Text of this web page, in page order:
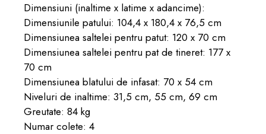
Dimensiuni (inaltime x latime x adancime):
Dimensiunile patului: 104,4 x 180,4 x 76,5 cm
Dimensiunea saltelei pentru patut: 120 x 70 cm
Dimensiunea saltelei pentru pat de tineret: 177 x
70 cm
Dimensiunea blatului de infasat: 70 x 54 cm
Niveluri de inaltime: 31,5 cm, 55 cm, 69 cm
Greutate: 84 kg
Numar colete: 4